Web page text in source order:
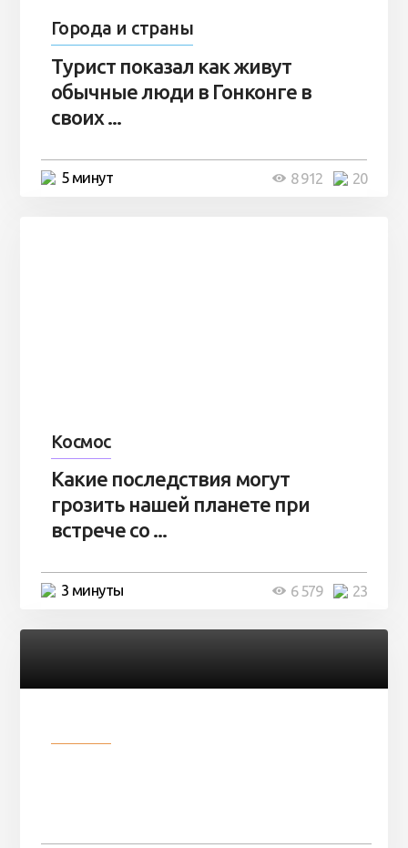
Города и страны
Турист показал как живут
обычные люди в Гонконге в
своих ...
5 минут 20
8 912
Космос
Какие последствия могут
грозить нашей планете при
встрече со ...
3 минуты 23
6 579